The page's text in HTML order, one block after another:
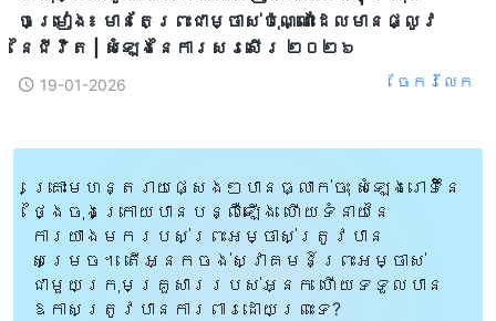
ចម្រៀង៖ មានតែព្រះជាម្ចាស់ប៉ុណ្ណោះដែលមានផ្លូវ
នៃជីវិត | សំឡេងនៃការសរសើរ ២០២៦
19-01-2026 ចែក​រំលែក
គ្រោះមហន្តរាយផ្សេងៗបានធ្លាក់ចុះ សំឡេងរោទិ៍នៃ
ថ្ងៃចុងក្រោយបានបន្លឺឡើង ហើយទំនាយនៃ
ការយាងមករបស់ព្រះអម្ចាស់ត្រូវបាន
សម្រេច។ តើអ្នកចង់ស្វាគមន៍ព្រះអម្ចាស់
ជាមួយក្រុមគ្រួសាររបស់អ្នក ហើយទទួលបាន
ឱកាសត្រូវបានការពារដោយព្រះទេ?